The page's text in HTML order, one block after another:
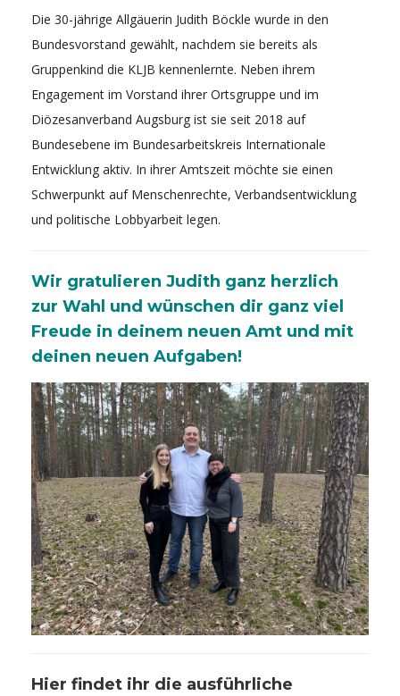
Die 30-jährige Allgäuerin Judith Böckle wurde in den
Bundesvorstand gewählt, nachdem sie bereits als
Gruppenkind die KLJB kennenlernte. Neben ihrem
Engagement im Vorstand ihrer Ortsgruppe und im
Diözesanverband Augsburg ist sie seit 2018 auf
Bundesebene im Bundesarbeitskreis Internationale
Entwicklung aktiv. In ihrer Amtszeit möchte sie einen
Schwerpunkt auf Menschenrechte, Verbandsentwicklung
und politische Lobbyarbeit legen.
Wir gratulieren Judith ganz herzlich
zur Wahl und wünschen dir ganz viel
Freude in deinem neuen Amt und mit
deinen neuen Aufgaben!
Hier findet ihr die ausführliche